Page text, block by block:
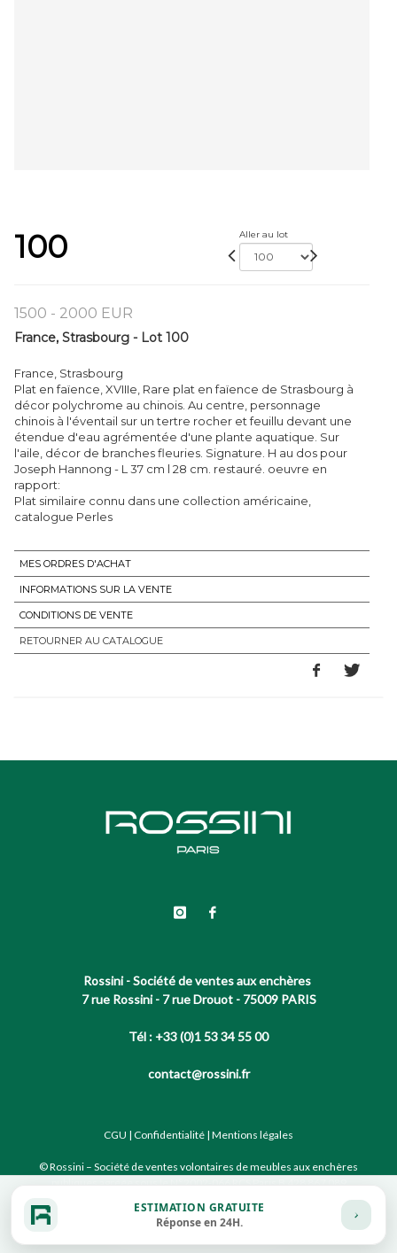
100 Aller au lot
1500 - 2000 EUR
France, Strasbourg - Lot 100
France, Strasbourg
Plat en faïence, XVIIIe, Rare plat en faïence de Strasbourg à
décor polychrome au chinois. Au centre, personnage
chinois à l'éventail sur un tertre rocher et feuillu devant une
étendue d'eau agrémentée d'une plante aquatique. Sur
l'aile, décor de branches fleuries. Signature. H au dos pour
Joseph Hannong - L 37 cm l 28 cm. restauré. oeuvre en
rapport:
Plat similaire connu dans une collection américaine,
catalogue Perles
MES ORDRES D'ACHAT
INFORMATIONS SUR LA VENTE
CONDITIONS DE VENTE
RETOURNER AU CATALOGUE
Rossini - Société de ventes aux enchères
7 rue Rossini - 7 rue Drouot - 75009 PARIS
Tél : +33 (0)1 53 34 55 00
contact@rossini.fr
CGU | Confidentialité | Mentions légales
© Rossini – Société de ventes volontaires de meubles aux enchères
Site conçu par notre partenaire
ESTIMATION GRATUITE
Réponse en 24H.